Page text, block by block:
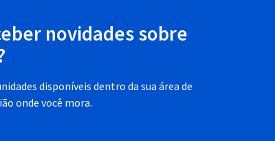
novidades sobre
disponíveis dentro da sua área de
onde você mora.